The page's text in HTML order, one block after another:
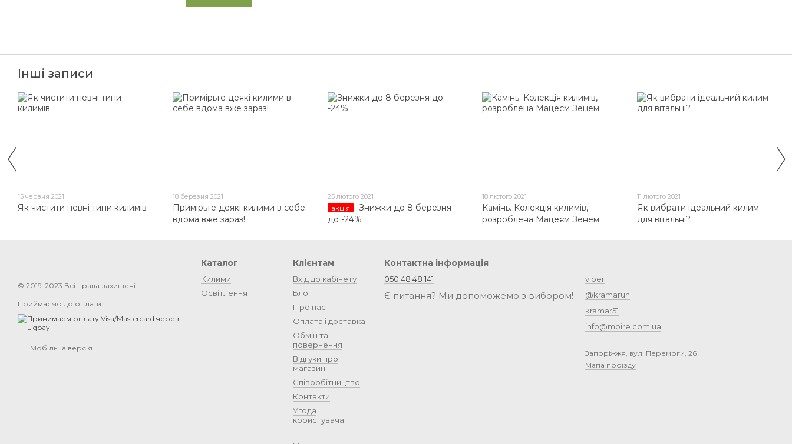
Інші записи
15 червня 2021
Як чистити певні типи килимів
18 березня 2021
Примірьте деякі килими в себе
вдома вже зараз!
25 лютого 2021
акція
Знижки до 8 березня
до -24%
18 лютого 2021
Камінь. Колекція килимів,
розроблена Мацеєм Зенем
11 лютого 2021
Як вибрати ідеальний килим
для вітальні?
© 2019-2023 Всі права захищені
Приймаємо до оплати
Мобільна версія
Каталог
Килими
Освітлення
Клієнтам
Вхід до кабінету
Блог
Про нас
Оплата і доставка
Обмін та
повернення
Відгуки про
магазин
Співробітництво
Контакти
Угода
користувача
Контактна інформація
050 48 48 141
Є питання? Ми допоможемо з вибором!
viber
@kramarun
kramar51
info@moire.com.ua
Запоріжжя, вул. Перемоги, 26
Мапа проїзду